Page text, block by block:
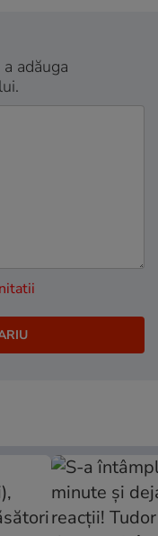
adăuga